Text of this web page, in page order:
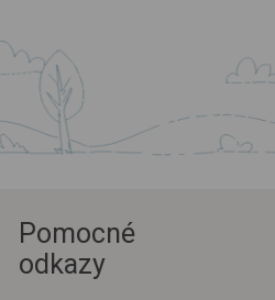
Pomocné
odkazy